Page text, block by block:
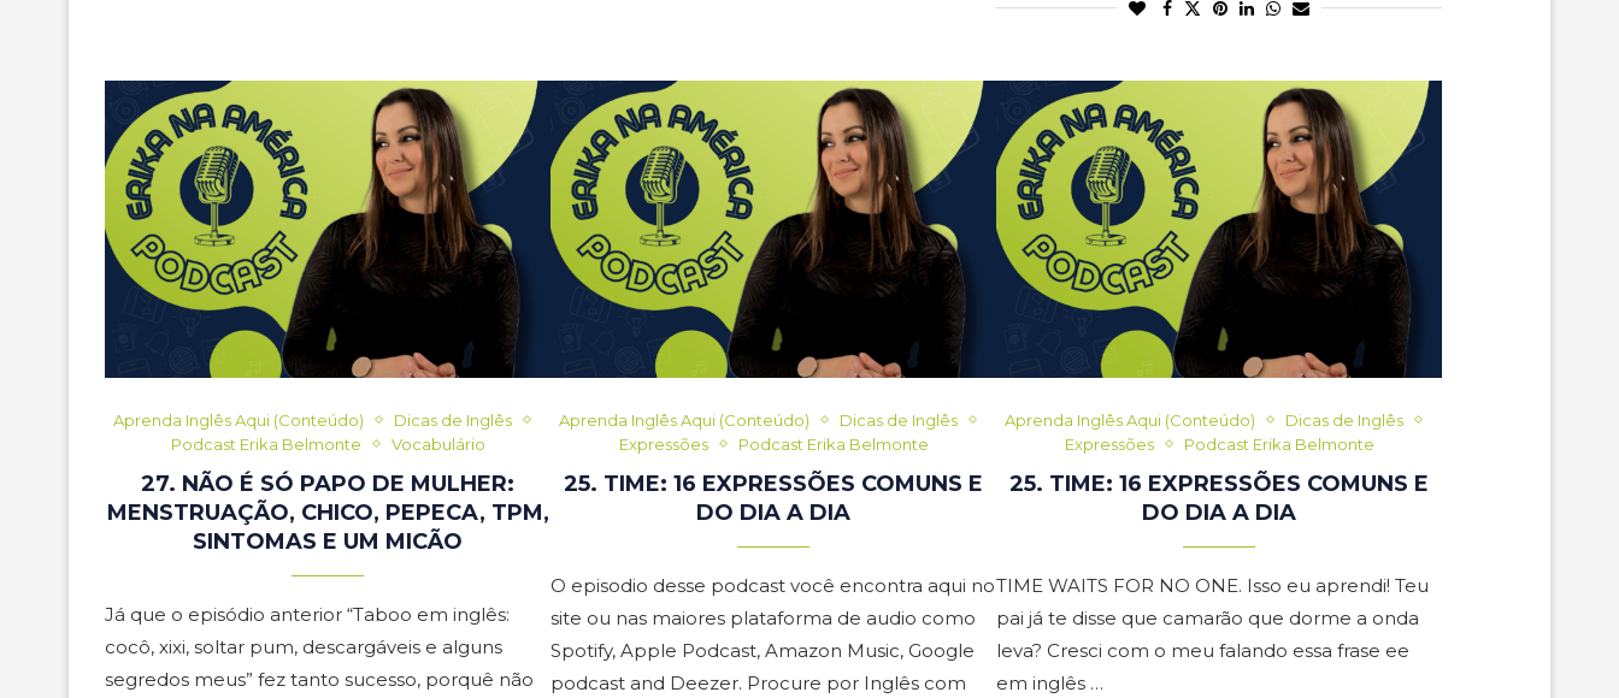
Aprenda Inglês Aqui (Conteúdo)
Dicas de Inglês
Podcast Erika Belmonte
Vocabulário
27. NÃO É SÓ PAPO DE MULHER:
MENSTRUAÇÃO, CHICO, PEPECA, TPM,
SINTOMAS E UM MICÃO
Já que o episódio anterior “Taboo em inglês:
cocô, xixi, soltar pum, descargáveis e alguns
segredos meus” fez tanto sucesso, porquê não
Aprenda Inglês Aqui (Conteúdo)
Dicas de Inglês
Expressões
Podcast Erika Belmonte
25. TIME: 16 EXPRESSÕES COMUNS E
DO DIA A DIA
O episodio desse podcast você encontra aqui no
site ou nas maiores plataforma de audio como
Spotify, Apple Podcast, Amazon Music, Google
podcast and Deezer. Procure por Inglês com
Aprenda Inglês Aqui (Conteúdo)
Dicas de Inglês
Expressões
Podcast Erika Belmonte
25. TIME: 16 EXPRESSÕES COMUNS E
DO DIA A DIA
TIME WAITS FOR NO ONE. Isso eu aprendi! Teu
pai já te disse que camarão que dorme a onda
leva? Cresci com o meu falando essa frase ee
em inglês …